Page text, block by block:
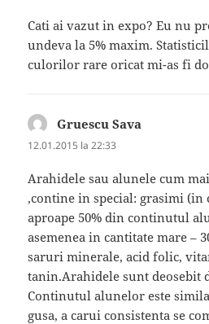
Cati ai vazut in expo? Eu nu
undeva la 5% maxim.
culorilor rare oricat mi-as fi
Gruescu Sava
12.01.2015 la 22:33
Arahidele sau alunele cum
,contine in special: grasimi (in
aproape 50% din continutul
asemenea in cantitate mare –
saruri minerale, acid folic,
tanin.Arahidele sunt deosebit
Continutul alunelor este
gusa, a carui consistenta se